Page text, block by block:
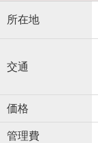
所在地
交通
価格
管理費